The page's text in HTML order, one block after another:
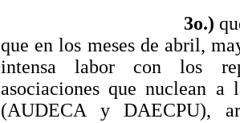
3o.)
que en los meses de abril,
intensa labor con los
asociaciones que nuclean a
(AUDECA y DAECPU),